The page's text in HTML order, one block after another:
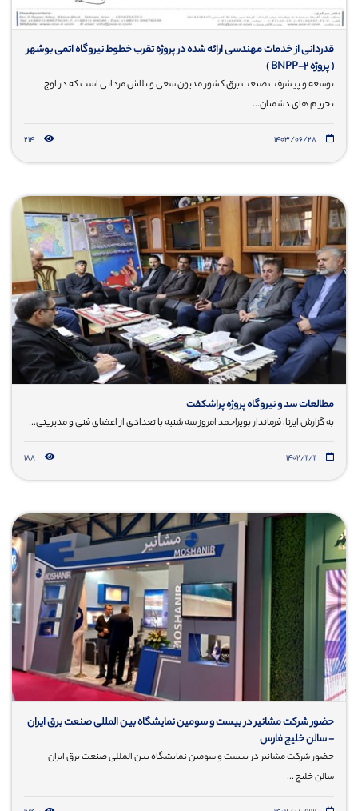
قدردانی از خدمات مهندسی ارائه شده در پروژه تقرب خطوط نیروگاه اتمی بوشهر
( پروژه BNPP-2 )
توسعه و پیشرفت صنعت برق کشور مدیون سعی و تلاش مردانی است که در اوج
تحریم های دشمنان...
۱۴۰۳/۰۶/۲۸ 214
مطالعات سد و نیروگاه پروژه پراشکفت
به گزارش ایرنا، فرماندار بویراحمد امروز سه شنبه با تعدادی از اعضای فنی و مدیریتی...
۱۴۰۲/۱۱/۱۱ 188
حضور شرکت مشانیر در بیست و سومین نمایشگاه بین المللی صنعت برق ایران
- سالن خلیج فارس
حضور شرکت مشانیر در بیست و سومین نمایشگاه بین المللی صنعت برق ایران -
سالن خلیج ...